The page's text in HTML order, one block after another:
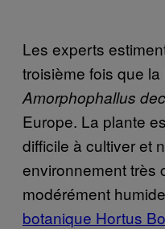
Les experts
troisième fois que
Amorphophallus
Europe. La plante
difficile à cultiver et
environnement très
modérément
botanique Hortus